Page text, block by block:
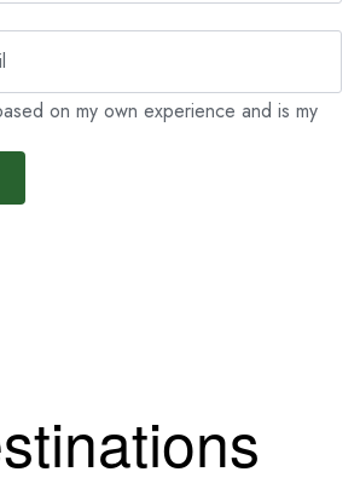
on my own experience and is my